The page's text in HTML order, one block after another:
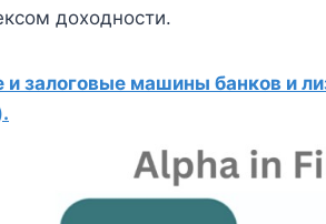
доходности.
залоговые машины банков и